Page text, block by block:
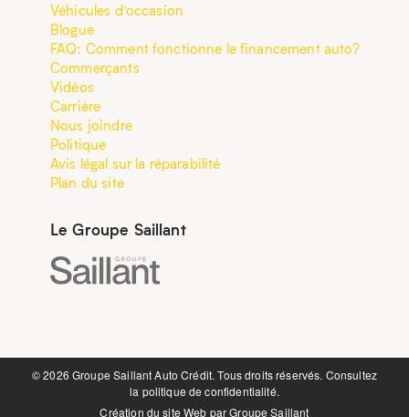
Véhicules d’occasion
Blogue
FAQ: Comment fonctionne le financement auto?
Commerçants
Vidéos
Carrière
Nous joindre
Politique
Avis légal sur la réparabilité
Plan du site
Le Groupe Saillant
©️ 2026 Groupe Saillant Auto Crédit. Tous droits réservés. Consultez
la politique de confidentialité.
Création du site Web parGroupe Saillant